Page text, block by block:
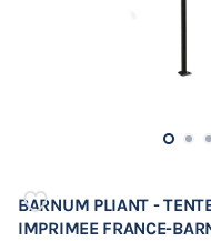
BARNUM PLIANT -
IMPRIMEE FRANCE-